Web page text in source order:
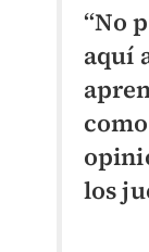
“No
aquí
los